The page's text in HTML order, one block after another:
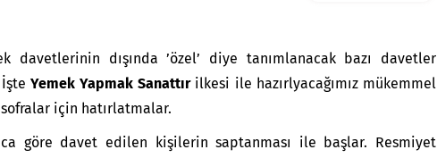
davetlerinin dışında ’özel’ diye tanımlanacak bazı davetler
Yemek Yapmak Sanattırilkesi ile hazırlyacağımız mükemmel
için hatırlatmalar.
göre davet edilen kişilerin saptanması ile başlar. Resmiyet